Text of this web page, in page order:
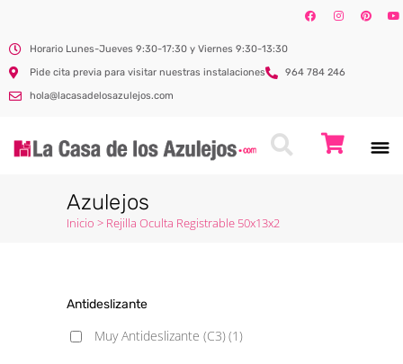
Horario Lunes-Jueves 9:30-17:30 y Viernes 9:30-13:30
Pide cita previa para visitar nuestras instalaciones
964 784 246
hola@lacasadelosazulejos.com
Azulejos
Inicio > Rejilla Oculta Registrable 50x13x2
Antideslizante
Muy Antideslizante (C3)(1)